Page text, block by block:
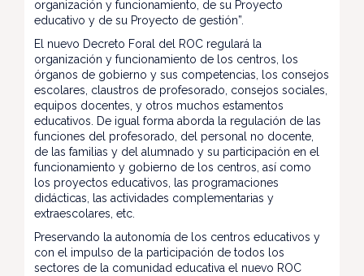
organización y funcionamiento, de su Proyecto
educativo y de su Proyecto de gestión”.
El nuevo Decreto Foral del ROC regulará la
organización y funcionamiento de los centros, los
órganos de gobierno y sus competencias, los consejos
escolares, claustros de profesorado, consejos sociales,
equipos docentes, y otros muchos estamentos
educativos. De igual forma aborda la regulación de las
funciones del profesorado, del personal no docente,
de las familias y del alumnado y su participación en el
funcionamiento y gobierno de los centros, así como
los proyectos educativos, las programaciones
didácticas, las actividades complementarias y
extraescolares, etc.
Preservando la autonomía de los centros educativos y
con el impulso de la participación de todos los
sectores de la comunidad educativa el nuevo ROC